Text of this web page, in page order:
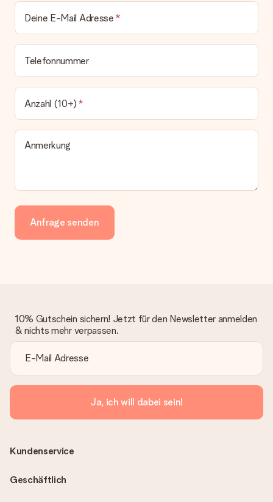
Deine E-Mail Adresse
Telefonnummer
Anzahl (10+)
Anmerkung
Anfrage senden
10% Gutschein sichern! Jetzt für den Newsletter anmelden
& nichts mehr verpassen.
Ja, ich will dabei sein!
Kundenservice
Geschäftlich